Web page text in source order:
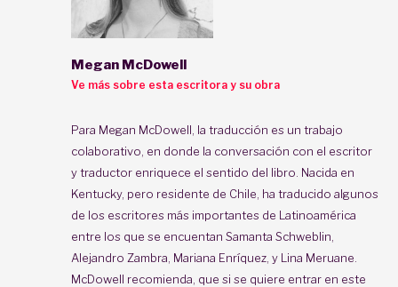
Megan McDowell
Ve más sobre esta escritora y su obra
Para Megan McDowell, la traducción es un trabajo
colaborativo, en donde la conversación con el escritor
y traductor enriquece el sentido del libro. Nacida en
Kentucky, pero residente de Chile, ha traducido algunos
de los escritores más importantes de Latinoamérica
entre los que se encuentan Samanta Schweblin,
Alejandro Zambra, Mariana Enríquez, y Lina Meruane.
McDowell recomienda, que si se quiere entrar en este